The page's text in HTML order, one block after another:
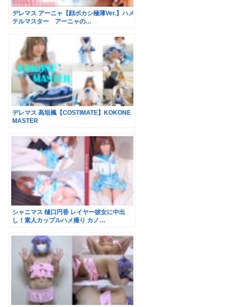
デレマス アーニャ【顔ボカシ極薄Ver.】ハメ
テルマスター アーニャの…
デレマス 高垣楓【COSTIMATE】KOKONE
MASTER
シャニマス 樋口円香 レイヤー彼女に中出
し！素人カップルハメ撮り カノ…